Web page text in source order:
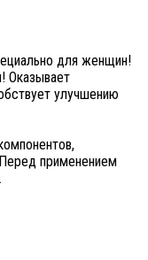
для женщин!
Оказывает
улучшению
применением